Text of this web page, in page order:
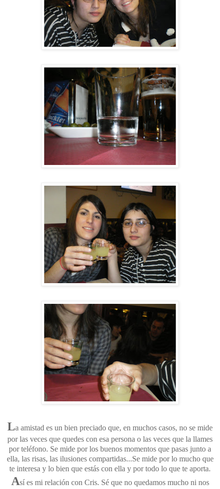
La amistad es un bien preciado que, en muchos casos, no se mide
por las veces que quedes con esa persona o las veces que la llames
por teléfono. Se mide por los buenos momentos que pasas junto a
ella, las risas, las ilusiones compartidas...Se mide por lo mucho que
te interesa y lo bien que estás con ella y por todo lo que te aporta.
Así es mi relación con Cris. Sé que no quedamos mucho ni nos